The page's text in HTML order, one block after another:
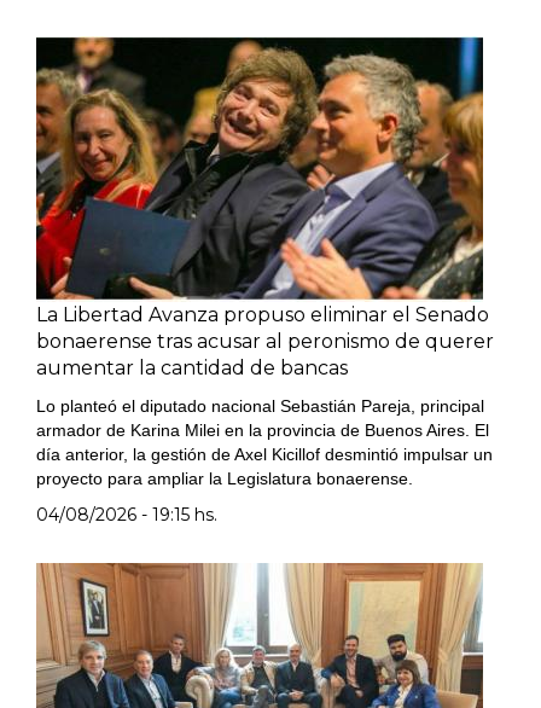
La Libertad Avanza propuso eliminar el Senado
bonaerense tras acusar al peronismo de querer
aumentar la cantidad de bancas
Lo planteó el diputado nacional Sebastián Pareja, principal
armador de Karina Milei en la provincia de Buenos Aires. El
día anterior, la gestión de Axel Kicillof desmintió impulsar un
proyecto para ampliar la Legislatura bonaerense.
04/08/2026 - 19:15 hs.